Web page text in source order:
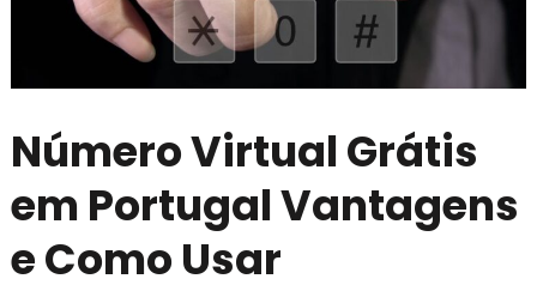
Número Virtual Grátis
em Portugal Vantagens
e Como Usar